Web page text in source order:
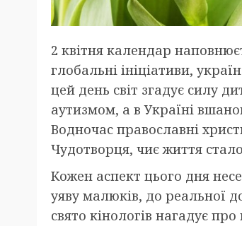
2 квітня календар
глобальні ініціативи,
цей день світ згадує силу
аутизмом, а в Україні
Водночас православні
Чудотворця, чиє життя
Кожен аспект цього дня
уяву малюків, до реальної
свято кінологів нагадує про